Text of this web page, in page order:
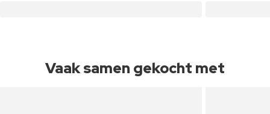
Vaak samen gekocht met